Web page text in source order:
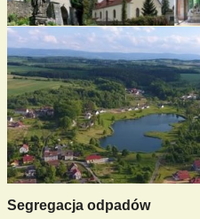
Segregacja odpadów